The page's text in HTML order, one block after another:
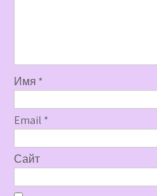
Имя *
Email *
Сайт